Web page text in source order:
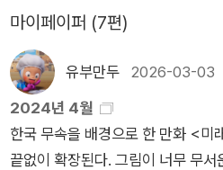
마이페이퍼 (7편)
유부만두 2026-03-03
2024년 4월
한국 무속을 배경으로 한 만화 <미
끝없이 확장된다. 그림이 너무 무